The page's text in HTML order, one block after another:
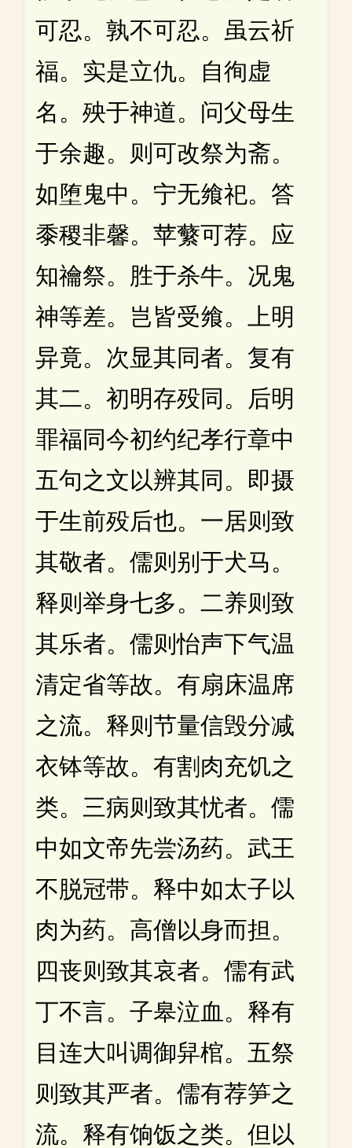
可忍。孰不可忍。虽云祈
福。实是立仇。自徇虚
名。殃于神道。问父母生
于余趣。则可改祭为斋。
如堕鬼中。宁无飨祀。答
黍稷非馨。苹蘩可荐。应
知禴祭。胜于杀牛。况鬼
神等差。岂皆受飨。上明
异竟。次显其同者。复有
其二。初明存殁同。后明
罪福同今初约纪孝行章中
五句之文以辨其同。即摄
于生前殁后也。一居则致
其敬者。儒则别于犬马。
释则举身七多。二养则致
其乐者。儒则怡声下气温
清定省等故。有扇床温席
之流。释则节量信毁分减
衣钵等故。有割肉充饥之
类。三病则致其忧者。儒
中如文帝先尝汤药。武王
不脱冠带。释中如太子以
肉为药。高僧以身而担。
四丧则致其哀者。儒有武
丁不言。子皋泣血。释有
目连大叫调御舁棺。五祭
则致其严者。儒有荐笋之
流。释有饷饭之类。但以